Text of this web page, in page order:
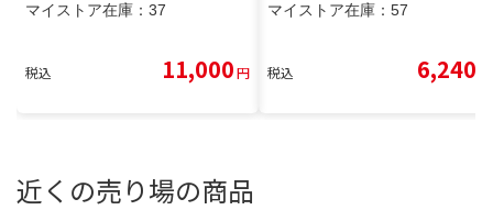
マイストア在庫： 37
税込 11,000円
マイストア在庫： 57
税込 6,240
近くの売り場の商品